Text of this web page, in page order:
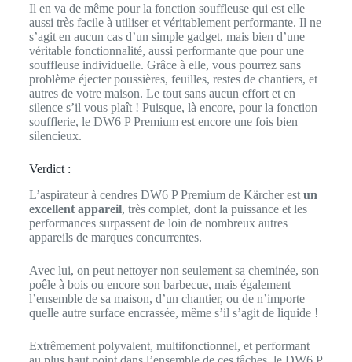
Il en va de même pour la fonction souffleuse qui est elle
aussi très facile à utiliser et véritablement performante. Il ne
s’agit en aucun cas d’un simple gadget, mais bien d’une
véritable fonctionnalité, aussi performante que pour une
souffleuse individuelle. Grâce à elle, vous pourrez sans
problème éjecter poussières, feuilles, restes de chantiers, et
autres de votre maison. Le tout sans aucun effort et en
silence s’il vous plaît ! Puisque, là encore, pour la fonction
soufflerie, le DW6 P Premium est encore une fois bien
silencieux.
Verdict :
L’aspirateur à cendres DW6 P Premium de Kärcher estun
excellent appareil, très complet, dont la puissance et les
performances surpassent de loin de nombreux autres
appareils de marques concurrentes.
Avec lui, on peut nettoyer non seulement sa cheminée, son
poêle à bois ou encore son barbecue, mais également
l’ensemble de sa maison, d’un chantier, ou de n’importe
quelle autre surface encrassée, même s’il s’agit de liquide !
Extrêmement polyvalent, multifonctionnel, et performant